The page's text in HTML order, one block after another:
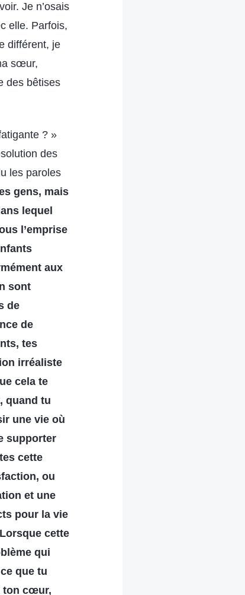
Je n’osais
elle. Parfois,
différent, je
sœur,
des bêtises
? »
des
les paroles
gens, mais
lequel
l’emprise
aux
sont
de
de
tes
irréaliste
cela te
quand tu
une vie où
supporter
cette
ou
et une
pour la vie
cette
qui
que tu
ton cœur,